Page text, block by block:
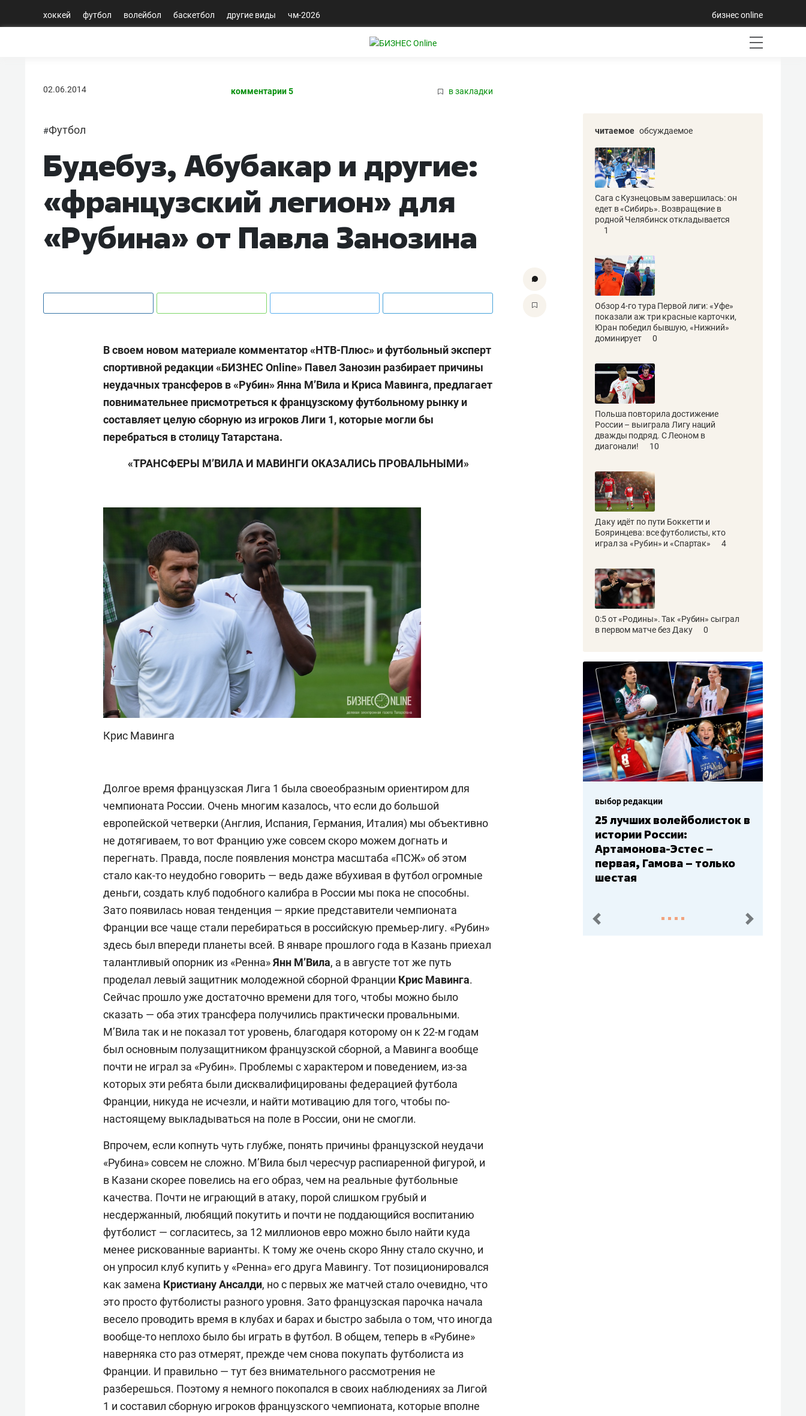
хоккей футбол волейбол баскетбол другие виды чм-2026 бизнес online
02.06.2014 комментарии 5 в закладки
#Футбол
Будебуз, Абубакар и другие:
«французский легион» для
«Рубина» от Павла Занозина
В своем новом материале комментатор «НТВ-Плюс» и футбольный эксперт
спортивной редакции «БИЗНЕС Online» Павел Занозин разбирает причины
неудачных трансферов в «Рубин» Янна М’Вила и Криса Мавинга, предлагает
повнимательнее присмотреться к французскому футбольному рынку и
составляет целую сборную из игроков Лиги 1, которые могли бы
перебраться в столицу Татарстана.
«ТРАНСФЕРЫ М’ВИЛА И МАВИНГИ ОКАЗАЛИСЬ ПРОВАЛЬНЫМИ»
Крис Мавинга
Долгое время французская Лига 1 была своеобразным ориентиром для
чемпионата России. Очень многим казалось, что если до большой
европейской четверки (Англия, Испания, Германия, Италия) мы объективно
не дотягиваем, то вот Францию уже совсем скоро можем догнать и
перегнать. Правда, после появления монстра масштаба «ПСЖ» об этом
стало как-то неудобно говорить — ведь даже вбухивая в футбол огромные
деньги, создать клуб подобного калибра в России мы пока не способны.
Зато появилась новая тенденция — яркие представители чемпионата
Франции все чаще стали перебираться в российскую премьер-лигу. «Рубин»
здесь был впереди планеты всей. В январе прошлого года в Казань приехал
талантливый опорник из «Ренна»Янн М’Вила, а в августе тот же путь
проделал левый защитник молодежной сборной Франции Крис Мавинга.
Сейчас прошло уже достаточно времени для того, чтобы можно было
сказать — оба этих трансфера получились практически провальными.
М’Вила так и не показал тот уровень, благодаря которому он к 22-м годам
был основным полузащитником французской сборной, а Мавинга вообще
почти не играл за «Рубин». Проблемы с характером и поведением, из-за
которых эти ребята были дисквалифицированы федерацией футбола
Франции, никуда не исчезли, и найти мотивацию для того, чтобы по-
настоящему выкладываться на поле в России, они не смогли.
Впрочем, если копнуть чуть глубже, понять причины французской неудачи
«Рубина» совсем не сложно. М’Вила был чересчур распиаренной фигурой, и
в Казани скорее повелись на его образ, чем на реальные футбольные
качества. Почти не играющий в атаку, порой слишком грубый и
несдержанный, любящий покутить и почти не поддающийся воспитанию
футболист — согласитесь, за 12 миллионов евро можно было найти куда
менее рискованные варианты. К тому же очень скоро Янну стало скучно, и
он упросил клуб купить у «Ренна» его друга Мавингу. Тот позиционировался
как замена Кристиану Ансалди, но с первых же матчей стало очевидно, что
это просто футболисты разного уровня. Зато французская парочка начала
весело проводить время в клубах и барах и быстро забыла о том, что иногда
вообще-то неплохо было бы играть в футбол. В общем, теперь в «Рубине»
наверняка сто раз отмерят, прежде чем снова покупать футболиста из
Франции. И правильно — тут без внимательного рассмотрения не
разберешься. Поэтому я немного покопался в своих наблюдениях за Лигой
1 и составил сборную игроков французского чемпионата, которые вполне
читаемое обсуждаемое
Сага с Кузнецовым завершилась: он
едет в «Сибирь». Возвращение в
родной Челябинск откладывается
1
Обзор 4-го тура Первой лиги: «Уфе»
показали аж три красные карточки,
Юран победил бывшую, «Нижний»
доминирует
0
Польша повторила достижение
России – выиграла Лигу наций
дважды подряд. С Леоном в
диагонали!
10
Даку идёт по пути Боккетти и
Бояринцева: все футболисты, кто
играл за «Рубин» и «Спартак»
4
0:5 от «Родины». Так «Рубин» сыграл
в первом матче без Даку
0
выбор редакции
Бюджеты клубов КХЛ: СКА
– главный мажор, «Ак
Барс» – второй, «Салават
Юлаев» – середняк
пред. след.